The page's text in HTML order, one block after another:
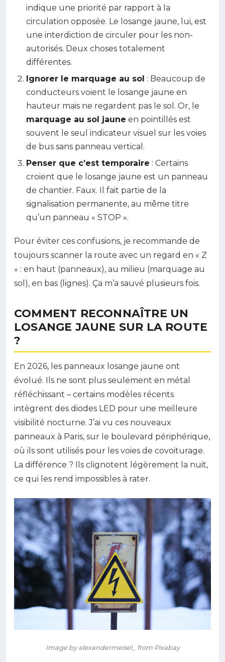
indique une priorité par rapport à la
circulation opposée. Le losange jaune, lui, est
une interdiction de circuler pour les non-
autorisés. Deux choses totalement
différentes.
Ignorer le marquage au sol : Beaucoup de
conducteurs voient le losange jaune en
hauteur mais ne regardent pas le sol. Or, le
marquage au sol jaune en pointillés est
souvent le seul indicateur visuel sur les voies
de bus sans panneau vertical.
Penser que c’est temporaire : Certains
croient que le losange jaune est un panneau
de chantier. Faux. Il fait partie de la
signalisation permanente, au même titre
qu’un panneau « STOP ».
Pour éviter ces confusions, je recommande de
toujours scanner la route avec un regard en « Z
» : en haut (panneaux), au milieu (marquage au
sol), en bas (lignes). Ça m’a sauvé plusieurs fois.
COMMENT RECONNAÎTRE UN
LOSANGE JAUNE SUR LA ROUTE
?
En 2026, les panneaux losange jaune ont
évolué. Ils ne sont plus seulement en métal
réfléchissant – certains modèles récents
intègrent des diodes LED pour une meilleure
visibilité nocturne. J’ai vu ces nouveaux
panneaux à Paris, sur le boulevard périphérique,
où ils sont utilisés pour les voies de covoiturage.
La différence ? Ils clignotent légèrement la nuit,
ce qui les rend impossibles à rater.
Image by alexandermeisel_ from Pixabay